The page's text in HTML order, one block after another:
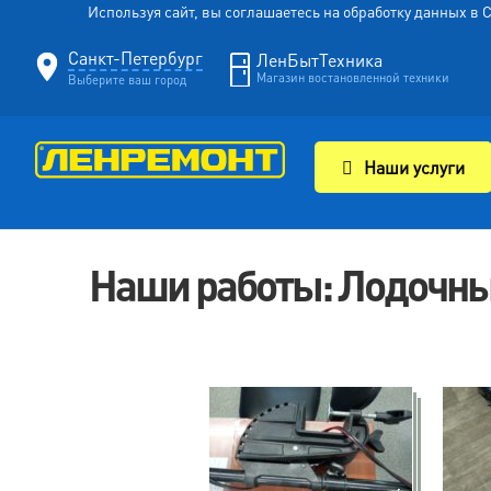
Используя сайт, вы соглашаетесь на обработку данных
Санкт-Петербург
Выберите ваш город
ЛенБытТехника
Магазин востановленной техники
Наши услуги
Наши работы: